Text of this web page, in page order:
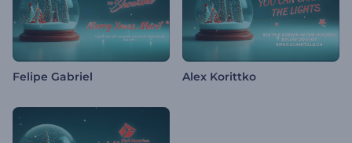
Felipe Gabriel Alex Korittko